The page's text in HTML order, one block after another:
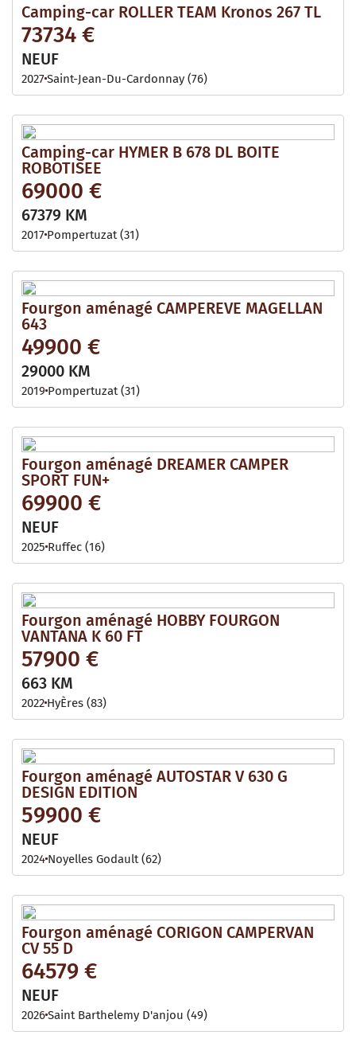
Camping-car ROLLER TEAM Kronos 267 TL
73734 €
NEUF
2027Saint-Jean-Du-Cardonnay (76)
Camping-car HYMER B 678 DL BOITE
ROBOTISEE
69000 €
67379 KM
2017 Pompertuzat (31)
Fourgon aménagé CAMPEREVE MAGELLAN
643
49900 €
29000 KM
2019 Pompertuzat (31)
Fourgon aménagé DREAMER CAMPER
SPORT FUN+
69900 €
NEUF
2025 Ruffec (16)
Fourgon aménagé HOBBY FOURGON
VANTANA K 60 FT
57900 €
663 KM
2022 HyÈres (83)
Fourgon aménagé AUTOSTAR V 630 G
DESIGN EDITION
59900 €
NEUF
2024 Noyelles Godault (62)
Fourgon aménagé CORIGON CAMPERVAN
CV 55 D
64579 €
NEUF
2026Saint Barthelemy D'anjou (49)